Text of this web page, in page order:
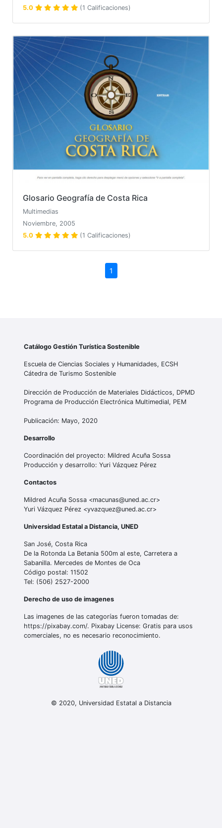
5.0
(1 Calificaciones)
Glosario Geografía de Costa Rica
Multimedias
Noviembre, 2005
5.0
(1 Calificaciones)
1
Catálogo Gestión Turística Sostenible
Escuela de Ciencias Sociales y Humanidades, ECSH
Cátedra de Turismo Sostenible
Dirección de Producción de Materiales Didácticos, DPMD
Programa de Producción Electrónica Multimedial, PEM
Publicación: Mayo, 2020
Desarrollo
Coordinación del proyecto: Mildred Acuña Sossa
Producción y desarrollo: Yuri Vázquez Pérez
Contactos
Mildred Acuña Sossa <macunas@uned.ac.cr>
Yuri Vázquez Pérez <yvazquez@uned.ac.cr>
Universidad Estatal a Distancia, UNED
San José, Costa Rica
De la Rotonda La Betania 500m al este, Carretera a
Sabanilla. Mercedes de Montes de Oca
Código postal: 11502
Tel: (506) 2527-2000
Derecho de uso de imagenes
Las imagenes de las categorías fueron tomadas de:
https://pixabay.com/. Pixabay License: Gratis para usos
comerciales, no es necesario reconocimiento.
© 2020, Universidad Estatal a Distancia